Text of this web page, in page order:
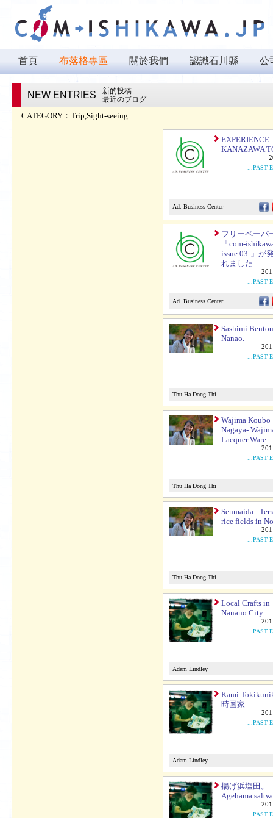
首頁 布落格專區 關於我們 認識石川縣 公
NEW ENTRIES
新的投稿
最近のブログ
CATEGORY： Trip,Sight-seeing
EXPERIENCE
KANAZAWA
...PAST
Ad. Business Center
フリーペーパ
「com-
issue.03-」が
れました
...PAST
Ad. Business Center
Sashimi
Nanao.
...PAST
Thu Ha Dong Thi
Wajima Koubo
Nagaya-
Lacquer Ware
...PAST
Thu Ha Dong Thi
Senmaida -
rice fields in
...PAST
Thu Ha Dong Thi
Local Crafts in
Nanano City
...PAST
Adam Lindley
Kami
時国家
...PAST
Adam Lindley
揚げ浜塩田。
Agehama
...PAST